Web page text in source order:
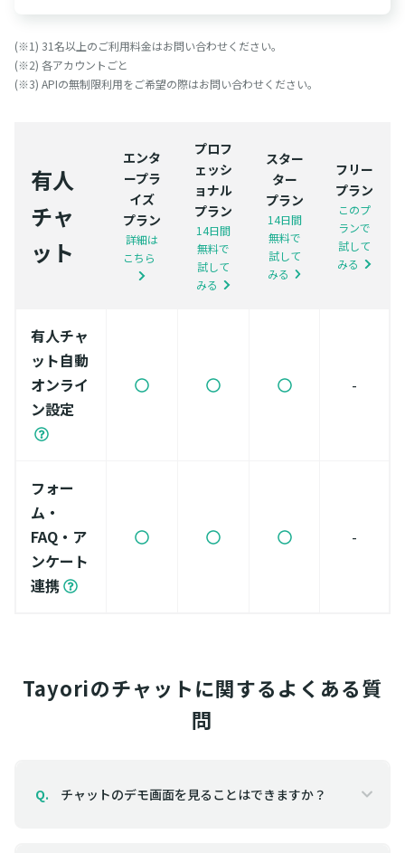
(※1) 31名以上のご利用料金はお問い合わせください。
(※2) 各アカウントごと
(※3) APIの無制限利用をご希望の際はお問い合わせください。
有人
チャ
ット
エンタ
ープラ
イズ
プラン
詳細は
こちら
プロフ
ェッシ
ョナル
プラン
14日間
無料で
試して
みる
スター
ター
プラン
14日間
無料で
試して
みる
フリー
プラン
このプ
ランで
試して
みる
有人チャ
ット自動
オンライ
ン設定
-
フォー
ム・
FAQ・ア
ンケート
連携
-
Tayoriのチャットに関するよくある質
問
Q. チャットのデモ画面を見ることはできますか？